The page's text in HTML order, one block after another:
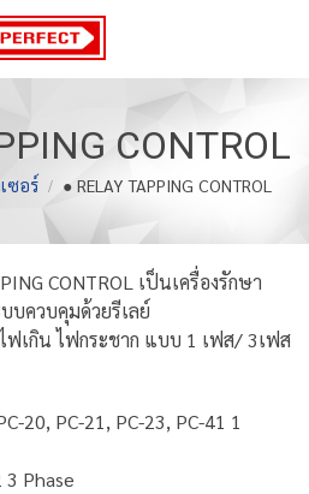
CONTROL
ซอร์ ● RELAY TAPPING CONTROL
CONTROL เป็นเครื่องรักษา
บควบคุมด้วยรีเลย์
ฟเกิน ไฟกระชาก แบบ 1 เฟส/ 3เฟส
20, PC-21, PC-23, PC-41 1
3 Phase